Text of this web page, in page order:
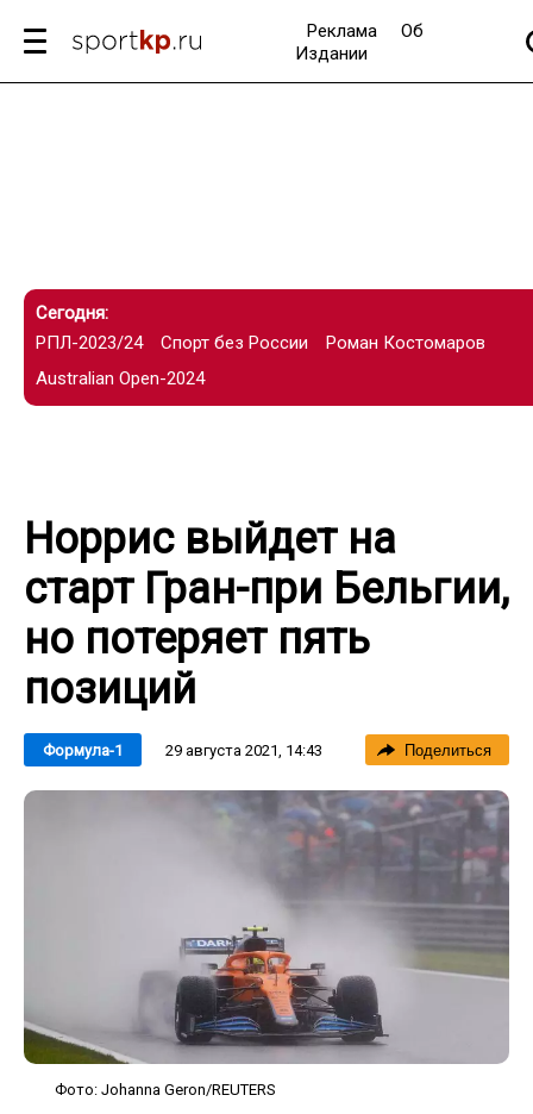
Реклама
Об
Издании
Сегодня:
РПЛ-2023/24
Спорт без России
Роман Костомаров
Australian Open-2024
Норрис выйдет на
старт Гран-при Бельгии,
но потеряет пять
позиций
Формула-1 29 августа 2021, 14:43 Поделиться
Фото: Johanna Geron/REUTERS